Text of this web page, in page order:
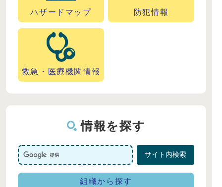
ハザードマップ 防犯情報
救急・医療機関情報
情報を探す
サイト内検索
組織から探す